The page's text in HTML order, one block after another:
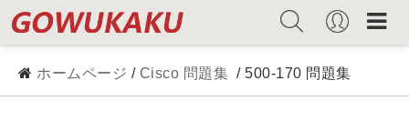
ホームページ / Cisco 問題集 / 500-170 問題集